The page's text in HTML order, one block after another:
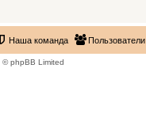
Пользователи
Наша команда
© phpBB Limited